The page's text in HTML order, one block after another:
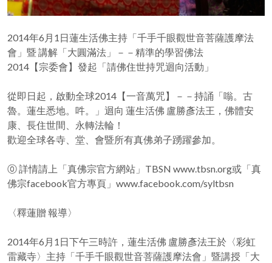
2014年6月1日蓮生活佛主持「千手千眼觀世音菩薩護摩法
會」暨 講解「大圓滿法」－－精準的學習佛法
2014【宗委會】發起「請佛住世持咒迴向活動」
從即日起，啟動全球2014【一音萬咒】－－持誦「嗡。古
魯。蓮生悉地。吽。」迴向 蓮生活佛 盧勝彥法王，佛體安
康、長住世間、永轉法輪！
歡迎全球各寺、堂、會暨所有真佛弟子踴躍參加。
⓪ 詳情請上「真佛宗官方網站」TBSN www.tbsn.org或「真
佛宗facebook官方專頁」www.facebook.com/syltbsn
〈釋蓮贈 報導〉
2014年6月1日下午三時許，蓮生活佛 盧勝彥法王於〈彩虹
雷藏寺〉主持「千手千眼觀世音菩薩護摩法會」暨講授「大